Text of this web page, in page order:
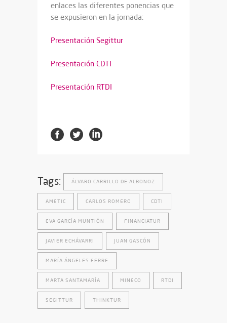
enlaces las diferentes ponencias que
se expusieron en la jornada:
Presentación Segittur
Presentación CDTI
Presentación RTDI
Tags: ÁLVARO CARRILLO DE ALBONOZ
AMETIC CARLOS ROMERO CDTI
EVA GARCÍA MUNTIÓN FINANCIATUR
JAVIER ECHÁVARRI JUAN GASCÓN
MARÍA ÁNGELES FERRE
MARTA SANTAMARÍA MINECO RTDI
SEGITTUR THINKTUR